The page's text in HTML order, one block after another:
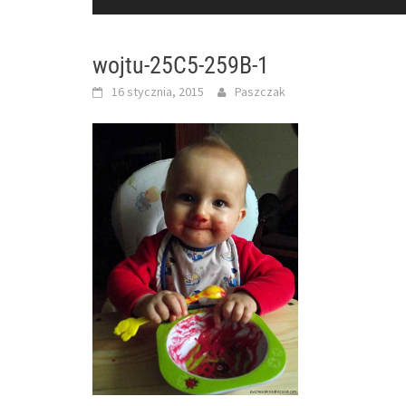
wojtu-25C5-259B-1
16 stycznia, 2015 Paszczak